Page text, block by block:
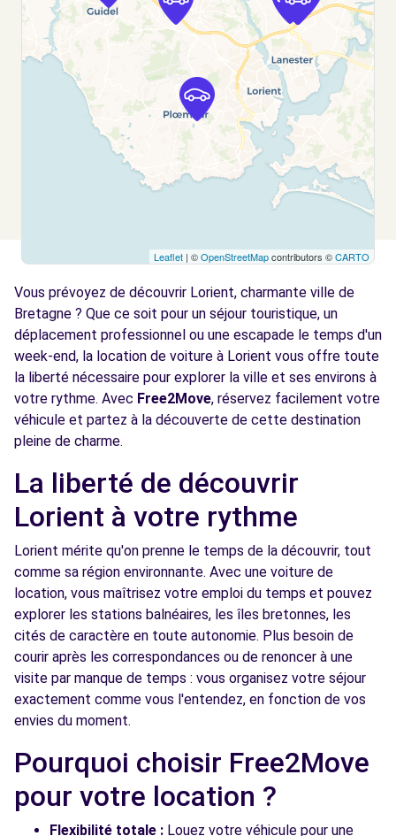
LANESTER CEDEX, 56603
Voir l'agence
Free2move Rent - AUTO EXPO - LANESTER
CEDEX (FP)
4.1
411 RUE DOMINIQUE ARAGO
LANESTER CEDEX, 56603
Free2move Rent - AUTO EXPO - LANESTER 4.1
km
411 RUE DOMINIQUE ARAGO
LANESTER CEDEX, 56603
Voir l'agence
Free2move Rent - AUTO EXPO - LANESTER
CEDEX (AR)
4.1
411 RUE DOMINIQUE ARAGO
LANESTER CEDEX, 56603
Voir l'agence
Free2Move Rent - SNPA - PLOEMEUR (C)
4.3 km
ZAC DE KERDROUAL 3
PLOEMEUR, 56270
Voir l'agence
428 RUE PIERRE LANDAIS
CAUDAN CEDEX, FR-56, 56854
Leaflet | ©OpenStreetMapcontributors ©CARTO
Vous prévoyez de découvrir Lorient, charmante ville de
Bretagne ? Que ce soit pour un séjour touristique, un
déplacement professionnel ou une escapade le temps d'un
week-end, la location de voiture à Lorient vous offre toute
la liberté nécessaire pour explorer la ville et ses environs à
votre rythme. Avec Free2Move, réservez facilement votre
véhicule et partez à la découverte de cette destination
pleine de charme.
La liberté de découvrir
Lorient à votre rythme
Lorient mérite qu'on prenne le temps de la découvrir, tout
comme sa région environnante. Avec une voiture de
location, vous maîtrisez votre emploi du temps et pouvez
explorer les stations balnéaires, les îles bretonnes, les
cités de caractère en toute autonomie. Plus besoin de
courir après les correspondances ou de renoncer à une
visite par manque de temps : vous organisez votre séjour
exactement comme vous l'entendez, en fonction de vos
envies du moment.
Pourquoi choisir Free2Move
pour votre location ?
Flexibilité totale : Louez votre véhicule pour une